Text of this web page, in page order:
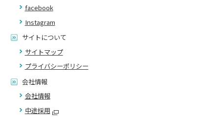
facebook
Instagram
サイトについて
サイトマップ
プライバシーポリシー
会社情報
会社情報
中途採用